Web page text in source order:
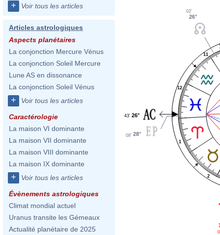
+ Voir tous les articles
Articles astrologiques
Aspects planétaires
La conjonction Mercure Vénus
La conjonction Soleil Mercure
Lune AS en dissonance
La conjonction Soleil Vénus
+ Voir tous les articles
Caractérologie
La maison VI dominante
La maison VII dominante
La maison VIII dominante
La maison IX dominante
+ Voir tous les articles
Évènements astrologiques
Climat mondial actuel
Uranus transite les Gémeaux
Actualité planétaire de 2025
1
2
11
12
26°
02'
26°
43'
28°
08'